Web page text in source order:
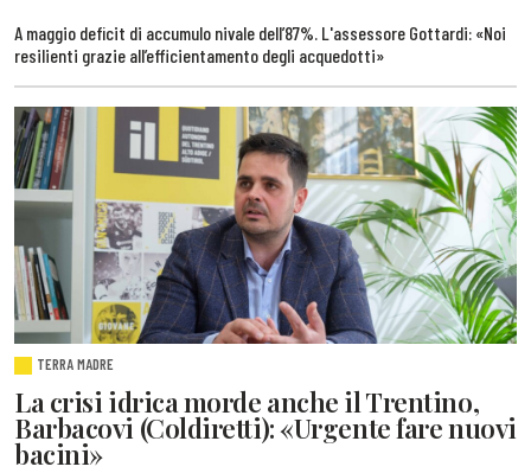
A maggio deficit di accumulo nivale dell’87%. L'assessore Gottardi: «Noi
resilienti grazie all’efficientamento degli acquedotti»
TERRA MADRE
La crisi idrica morde anche il Trentino,
Barbacovi (Coldiretti): «Urgente fare nuovi
bacini»